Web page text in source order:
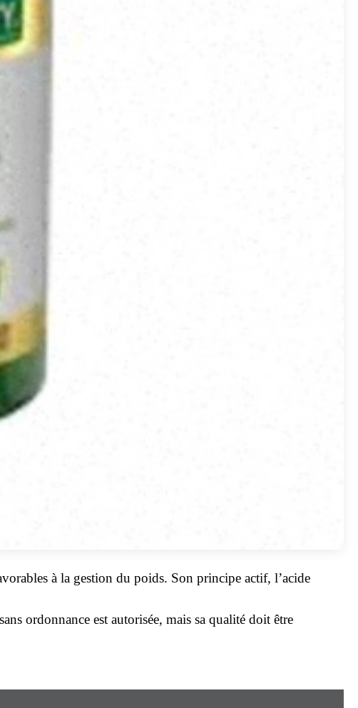
à la gestion du poids. Son principe actif, l’acide
sans ordonnance est autorisée, mais sa qualité doit être